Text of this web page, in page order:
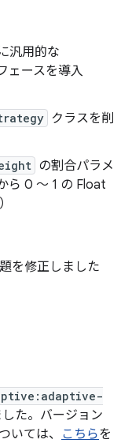
汎用的な
ェースを導入
クラスを削
の割合パラメ
ら 0 ～ 1 の Float
）
を修正しました
た。バージョン
いては、
こちらを